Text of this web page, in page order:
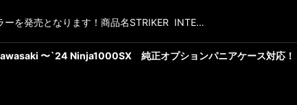
を発売となります！商品名STRIKER INTE…
〜`24 Ninja1000SX 純正オプションパニアケース対応！